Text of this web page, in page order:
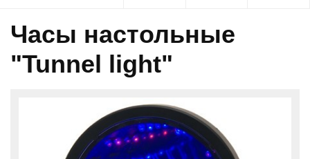
Часы настольные
"Tunnel light"